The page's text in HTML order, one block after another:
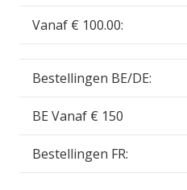
Vanaf € 100.00:
Bestellingen BE/DE:
BE Vanaf € 150
Bestellingen FR: